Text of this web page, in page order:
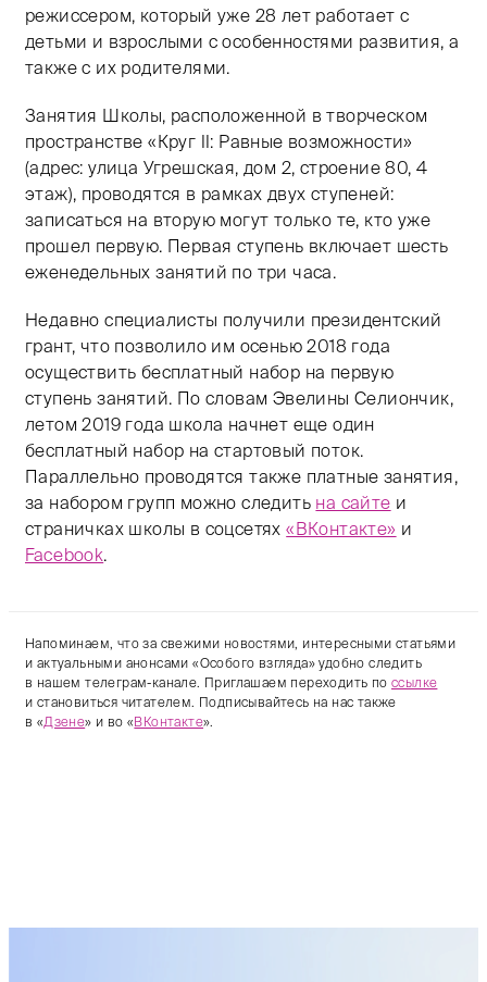
режиссером, который уже 28 лет работает с
детьми и взрослыми с особенностями развития, а
также с их родителями.
Занятия Школы, расположенной в творческом
пространстве «Круг II: Равные возможности»
(адрес: улица Угрешская, дом 2, строение 80, 4
этаж), проводятся в рамках двух ступеней:
записаться на вторую могут только те, кто уже
прошел первую. Первая ступень включает шесть
еженедельных занятий по три часа.
Недавно специалисты получили президентский
грант, что позволило им осенью 2018 года
осуществить бесплатный набор на первую
ступень занятий. По словам Эвелины Селиончик,
летом 2019 года школа начнет еще один
бесплатный набор на стартовый поток.
Параллельно проводятся также платные занятия,
за набором групп можно следить на сайте и
страничках школы в соцсетях«ВКонтакте» и
Facebook.
Напоминаем, что за свежими новостями, интересными статьями
и актуальными анонсами «Особого взгляда» удобно следить
в нашем телеграм-канале. Приглашаем переходить по ссылке
и становиться читателем. Подписывайтесь на нас также
в «Дзене» и во «ВКонтакте».